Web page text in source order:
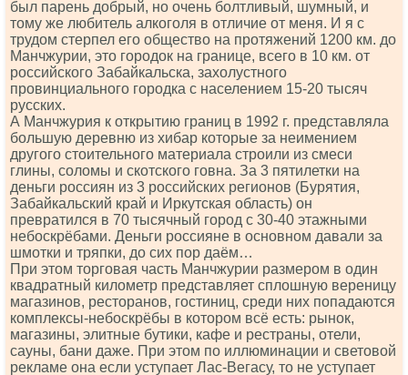
был парень добрый, но очень болтливый, шумный, и
тому же любитель алкоголя в отличие от меня. И я с
трудом стерпел его общество на протяжений 1200 км. до
Манчжурии, это городок на границе, всего в 10 км. от
российского Забайкальска, захолустного
провинциального городка с населением 15-20 тысяч
русских.
А Манчжурия к открытию границ в 1992 г. представляла
большую деревню из хибар которые за неимением
другого стоительного материала строили из смеси
глины, соломы и скотского говна. За 3 пятилетки на
деньги россиян из 3 российских регионов (Бурятия,
Забайкальский край и Иркутская область) он
превратился в 70 тысячный город с 30-40 этажными
небоскрёбами. Деньги россияне в основном давали за
шмотки и тряпки, до сих пор даём…
При этом торговая часть Манчжурии размером в один
квадратный километр представляет сплошную вереницу
магазинов, ресторанов, гостиниц, среди них попадаются
комплексы-небоскрёбы в котором всё есть: рынок,
магазины, элитные бутики, кафе и рестраны, отели,
сауны, бани даже. При этом по иллюминации и световой
рекламе она если уступает Лас-Вегасу, то не уступает